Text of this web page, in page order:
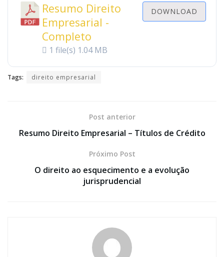
Resumo Direito
Empresarial -
Completo
1 file(s) 1.04 MB
DOWNLOAD
Tags: direito empresarial
Post anterior
Resumo Direito Empresarial – Títulos de Crédito
Próximo Post
O direito ao esquecimento e a evolução
jurisprudencial